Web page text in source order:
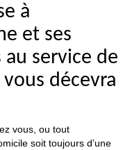
à
et ses
service de
décevra
vous, ou tout
soit toujours d’une